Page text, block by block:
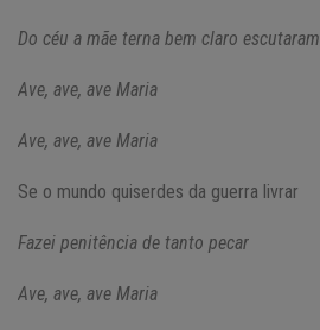
Do céu a mãe terna bem claro escutaram
Ave, ave, ave Maria
Ave, ave, ave Maria
Se o mundo quiserdes da guerra livrar
Fazei penitência de tanto pecar
Ave, ave, ave Maria